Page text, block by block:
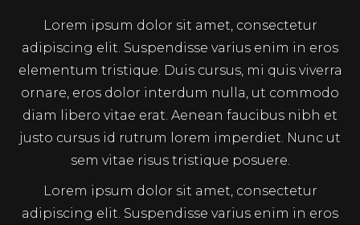
Lorem ipsum dolor sit amet, consectetur
adipiscing elit. Suspendisse varius enim in eros
elementum tristique. Duis cursus, mi quis viverra
ornare, eros dolor interdum nulla, ut commodo
diam libero vitae erat. Aenean faucibus nibh et
justo cursus id rutrum lorem imperdiet. Nunc ut
sem vitae risus tristique posuere.
Lorem ipsum dolor sit amet, consectetur
adipiscing elit. Suspendisse varius enim in eros